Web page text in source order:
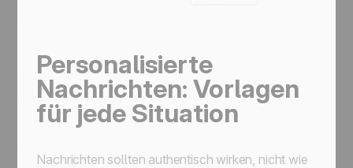
Personalisierte
Nachrichten: Vorlagen
für jede Situation
Nachrichten sollten authentisch wirken, nicht wie